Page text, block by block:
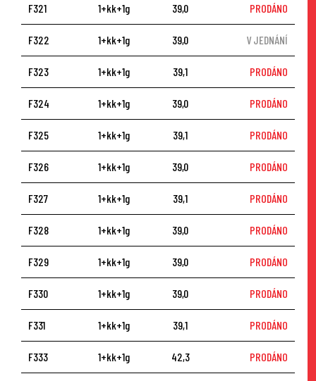
F321 1+kk+1g 39,0 PRODÁNO
F322 1+kk+1g 39,0 V JEDNÁNÍ
F323 1+kk+1g 39,1 PRODÁNO
F324 1+kk+1g 39,0 PRODÁNO
F325 1+kk+1g 39,1 PRODÁNO
F326 1+kk+1g 39,0 PRODÁNO
F327 1+kk+1g 39,1 PRODÁNO
F328 1+kk+1g 39,0 PRODÁNO
F329 1+kk+1g 39,0 PRODÁNO
F330 1+kk+1g 39,0 PRODÁNO
F331 1+kk+1g 39,1 PRODÁNO
F333 1+kk+1g 42,3 PRODÁNO